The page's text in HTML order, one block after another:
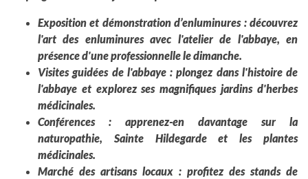
Exposition et démonstration d’enluminures : découvrez
l'art des enluminures avec l'atelier de l'abbaye, en
présence d'une professionnelle le dimanche.
Visites guidées de l'abbaye : plongez dans l'histoire de
l'abbaye et explorez ses magnifiques jardins d'herbes
médicinales.
Conférences : apprenez-en davantage sur la
naturopathie, Sainte Hildegarde et les plantes
médicinales.
Marché des artisans locaux : profitez des stands de